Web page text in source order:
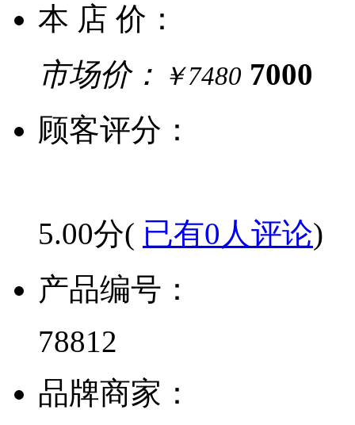
本 店 价：
市场价：
￥7480 7000
顾客评分：
5.00分( 已有0人评论)
产品编号：
78812
品牌商家：